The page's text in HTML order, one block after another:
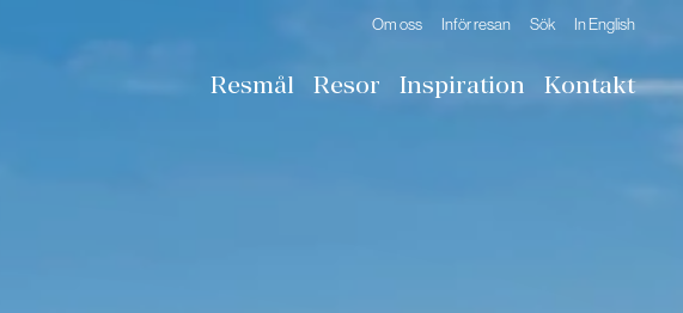
Om oss Inför resan Sök In English
Resmål Resor Inspiration Kontakt